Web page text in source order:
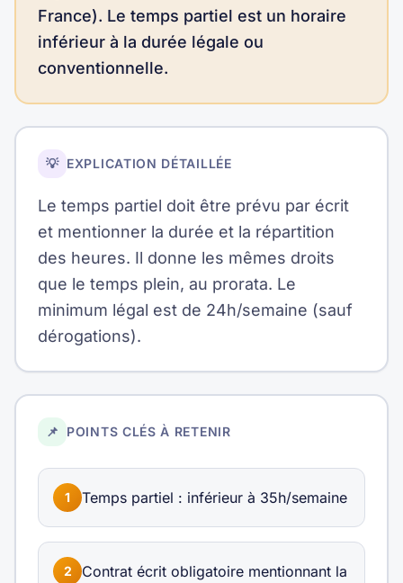
France). Le temps partiel est un horaire
inférieur à la durée légale ou
conventionnelle.
💡 EXPLICATION DÉTAILLÉE
Le temps partiel doit être prévu par écrit
et mentionner la durée et la répartition
des heures. Il donne les mêmes droits
que le temps plein, au prorata. Le
minimum légal est de 24h/semaine (sauf
dérogations).
📌 POINTS CLÉS À RETENIR
1 Temps partiel : inférieur à 35h/semaine
2
Contrat écrit obligatoire mentionnant la